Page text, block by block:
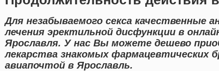
Для незабываемого секса качественные
лечения эректильной дисфункции в
Ярославля. У нас Вы можете дешево
лекарства знакомых фармацевтических
авиапочтой в Ярославль.